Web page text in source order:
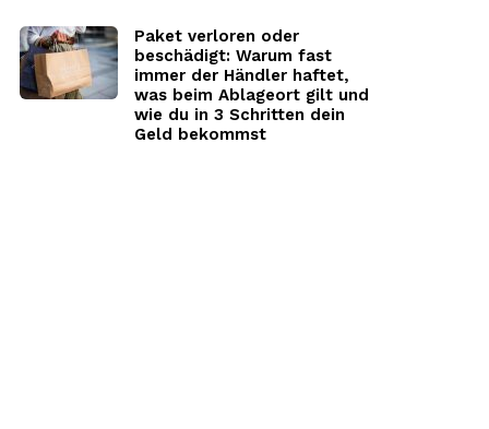
Paket verloren oder
beschädigt: Warum fast
immer der Händler haftet,
was beim Ablageort gilt und
wie du in 3 Schritten dein
Geld bekommst